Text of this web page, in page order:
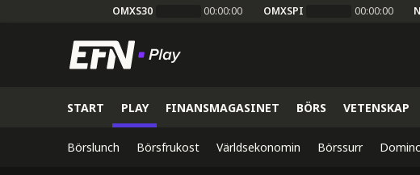
OMXS30 00:00:00 OMXSPI 00:00:00
START PLAY FINANSMAGASINET BÖRS VETENSKAP
Börslunch Börsfrukost Världsekonomin Börssurr